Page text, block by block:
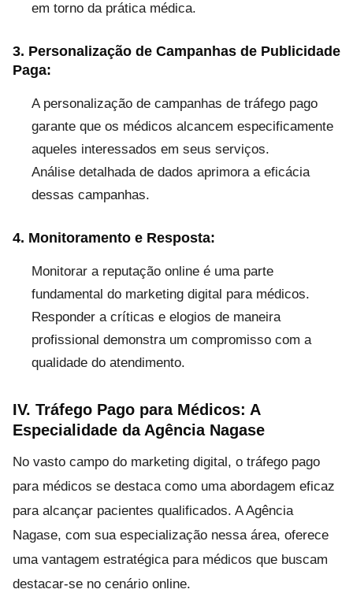
em torno da prática médica.
3. Personalização de Campanhas de Publicidade
Paga:
A personalização de campanhas de tráfego pago
garante que os médicos alcancem especificamente
aqueles interessados em seus serviços.
Análise detalhada de dados aprimora a eficácia
dessas campanhas.
4. Monitoramento e Resposta:
Monitorar a reputação online é uma parte
fundamental do marketing digital para médicos.
Responder a críticas e elogios de maneira
profissional demonstra um compromisso com a
qualidade do atendimento.
IV. Tráfego Pago para Médicos: A
Especialidade da Agência Nagase
No vasto campo do marketing digital, o tráfego pago
para médicos se destaca como uma abordagem eficaz
para alcançar pacientes qualificados. A Agência
Nagase, com sua especialização nessa área, oferece
uma vantagem estratégica para médicos que buscam
destacar-se no cenário online.